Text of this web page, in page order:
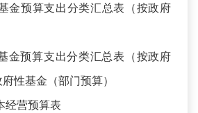
预算支出分类汇总表（按政府
预算支出分类汇总表（按政府
性基金（部门预算）
营预算表